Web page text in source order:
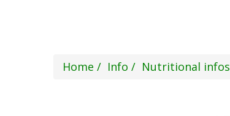
Home Info Nutritional infos